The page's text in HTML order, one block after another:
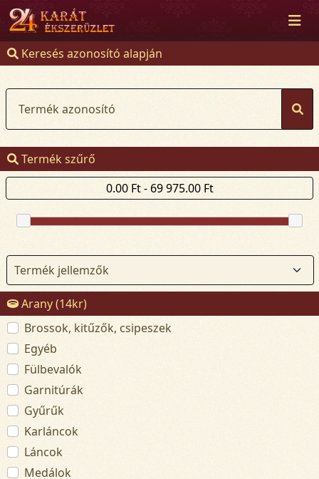
Keresés azonosító alapján
Termék azonosító
Termék szűrő
Arany (14kr)
Brossok, kitűzők, csipeszek
Egyéb
Fülbevalók
Garnitúrák
Gyűrűk
Karláncok
Láncok
Medálok